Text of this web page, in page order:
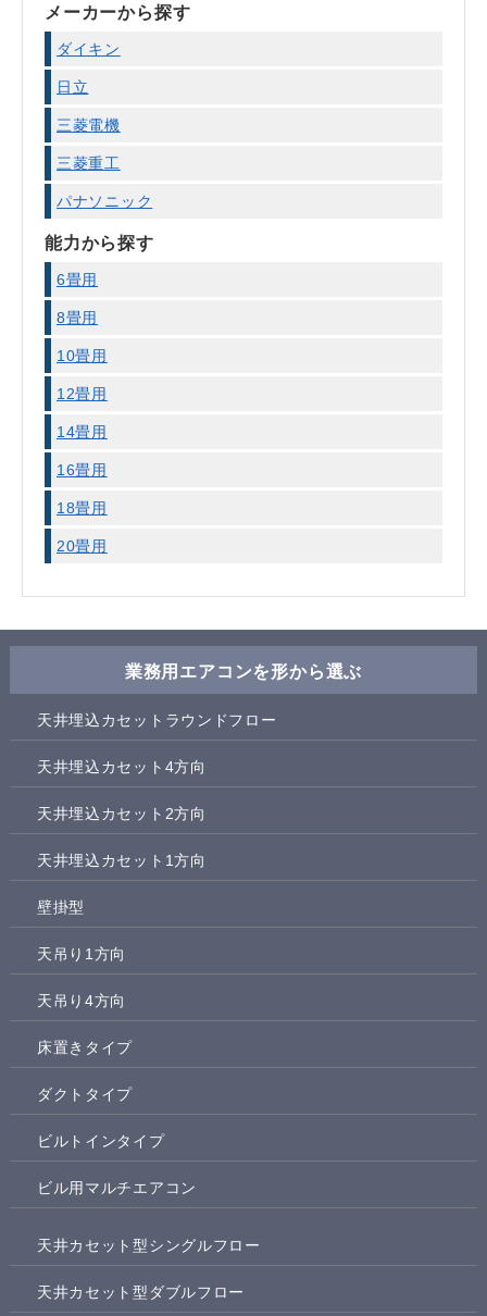
メーカーから探す
ダイキン
日立
三菱電機
三菱重工
パナソニック
能力から探す
6畳用
8畳用
10畳用
12畳用
14畳用
16畳用
18畳用
20畳用
業務用エアコンを形から選ぶ
天井埋込カセットラウンドフロー
天井埋込カセット4方向
天井埋込カセット2方向
天井埋込カセット1方向
壁掛型
天吊り1方向
天吊り4方向
床置きタイプ
ダクトタイプ
ビルトインタイプ
ビル用マルチエアコン
天井カセット型シングルフロー
天井カセット型ダブルフロー